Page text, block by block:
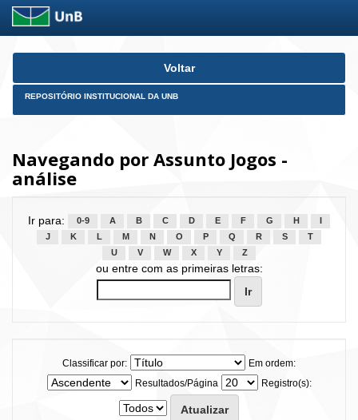
Skip
Voltar
REPOSITÓRIO INSTITUCIONAL DA UNB
Navegando por Assunto Jogos -
análise
Ir para: 0-9 A B C D E F G H
J
K L M N O P Q R S
T
U
V W X Y Z
ou entre com as primeiras letras:
Classificar por:
Em ordem:
Resultados/Página
Registro(s):